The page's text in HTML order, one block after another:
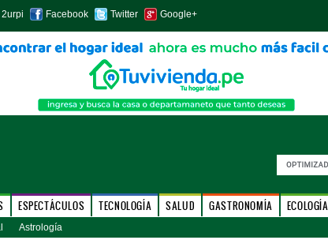
2urpi Facebook Twitter Google+
ESPECTÁCULOS TECNOLOGÍA SALUD GASTRONOMÍA ECOLOGÍA
Astrología